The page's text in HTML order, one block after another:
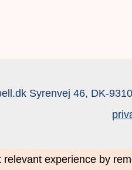
Syrenvej 46, DK-
experience by